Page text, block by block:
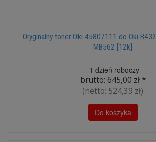
Oryginalny toner Oki 45807111 do Oki
MB562 [12k]
1 dzień roboczy
brutto: 645,00 zł*
(netto: 524,39 zł)
Do koszyka